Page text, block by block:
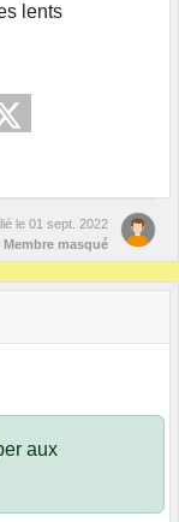
lents
le 01 sept. 2022
Membre masqué
aux